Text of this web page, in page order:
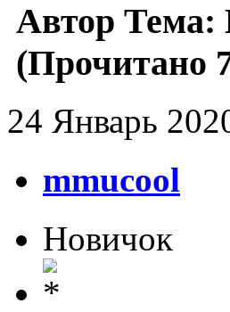
Автор Тема:
(Прочитано
24 Январь
mmucool
Новичок